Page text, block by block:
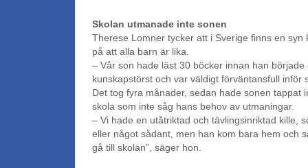
Skolan utmanade inte sonen
Therese Lomner tycker att i Sverige finns en syn
på att alla barn är lika.
– Vår son hade läst 30 böcker innan han
kunskapstörst och var väldigt förväntansfull inför
Det tog fyra månader, sedan hade sonen tappat
skola som inte såg hans behov av utmaningar.
– Vi hade en utåtriktad och tävlingsinriktad kille,
eller något sådant, men han kom bara hem och
gå till skolan”, säger hon.